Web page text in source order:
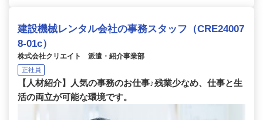
建設機械レンタル会社の事務スタッフ（CRE24007
8-01c）
株式会社クリエイト 派遣・紹介事業部
正社員
【人材紹介】人気の事務のお仕事♪残業少なめ、仕事と生
活の両立が可能な環境です。